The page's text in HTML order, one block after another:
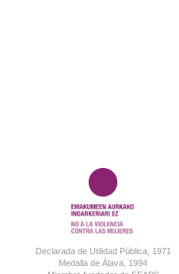
Declarada de Utilidad Pública, 1971
Medalla de Álava, 1994